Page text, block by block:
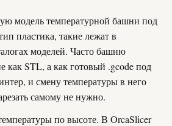
модель температурной башни под
пластика, такие лежат в
моделей. Часто башню
как STL, а как готовый .gcode под
и смену температуры в него
самому не нужно.
по высоте. В OrcaSlicer